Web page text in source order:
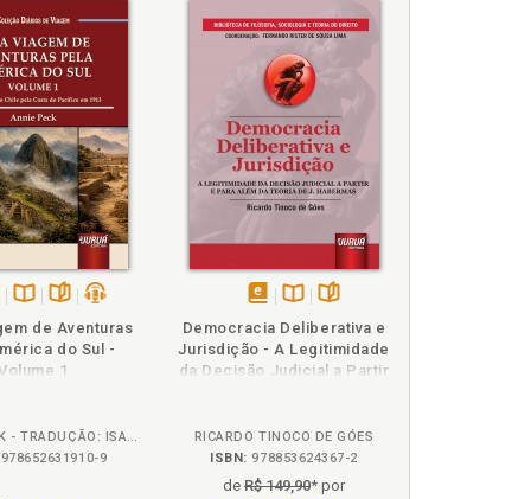
na
B.V.
de Aventuras
do Sul -
1
ANNIE PECK - TRADUÇÃO: ISADORA BONI - COORDENADORA/ADAPTADORA: GISELLE ZAMBIAZZI
978652631910-9
em
eBook
na
B.V.
Democracia Deliberativa e
Jurisdição - A Legitimidade
da Decisão Judicial a Partir
RICARDO TINOCO DE GÓES
ISBN: 978853624367-2
deR$ 149,90* por